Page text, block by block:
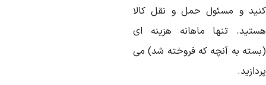
و مسئول حمل و نقل کالا
تنها ماهانه هزینه ای
به آنچه که فروخته شد) می